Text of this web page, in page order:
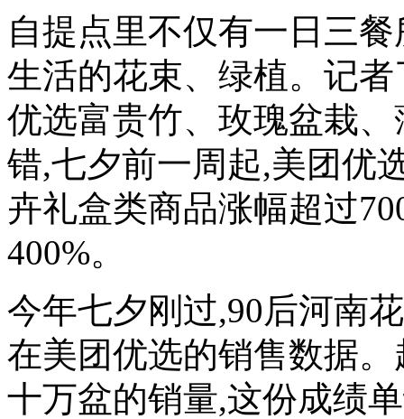
自提点里不仅有一日三
生活的花束、绿植。记
优选富贵竹、玫瑰盆栽
错,七夕前一周起,美团优
卉礼盒类商品涨幅超过
400%。
今年七夕刚过,90后河南
在美团优选的销售数据
十万盆的销量,这份成绩